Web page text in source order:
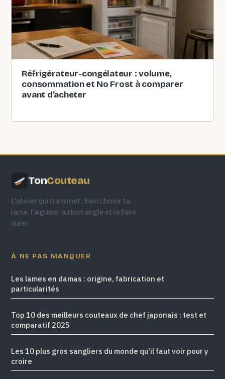
Réfrigérateur-congélateur : volume,
consommation et No Frost à comparer
avant d’acheter
TonCouteau
L'atelier qui transmet : bien choisir ta
lame, l'aiguiser au bon angle et la faire
durer.
À NE PAS MANQUER
Les lames en damas : origine, fabrication et
particularités
Top 10 des meilleurs couteaux de chef japonais : test et
comparatif 2025
Les 10 plus gros sangliers du monde qu'il faut voir pour y
croire